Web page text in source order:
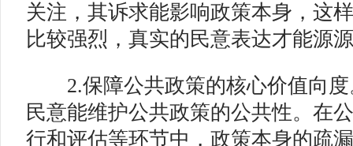
关注，其诉求能影响政策本身，这
比较强烈，真实的民意表达才能源
2.保障公共政策的核心价值向
民意能维护公共政策的公共性。在
行和评估等环节中，政策本身的疏